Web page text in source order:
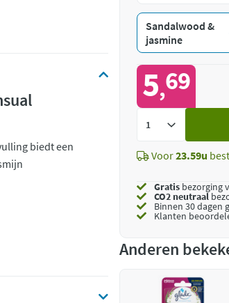
biedt een
Sandalwood &
jasmine
5,69
Voor23.59u
Gratis bezorging
CO2 neutraal
Binnen 30 dagen
Klanten
Anderen